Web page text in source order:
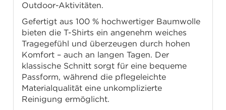
Outdoor-Aktivitäten.
Gefertigt aus 100 % hochwertiger Baumwolle
bieten die T-Shirts ein angenehm weiches
Tragegefühl und überzeugen durch hohen
Komfort – auch an langen Tagen. Der
klassische Schnitt sorgt für eine bequeme
Passform, während die pflegeleichte
Materialqualität eine unkomplizierte
Reinigung ermöglicht.